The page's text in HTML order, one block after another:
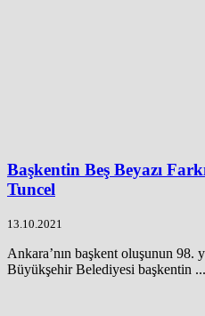
Başkentin Beş Beyazı
Tuncel
13.10.2021
Ankara’nın başkent oluşunun 98.
Büyükşehir Belediyesi başkentin ...